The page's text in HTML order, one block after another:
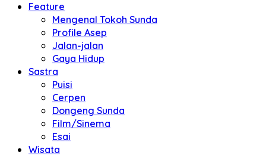
Feature
Mengenal Tokoh Sunda
Profile Asep
Jalan-jalan
Gaya Hidup
Sastra
Puisi
Cerpen
Dongeng Sunda
Film/Sinema
Esai
Wisata